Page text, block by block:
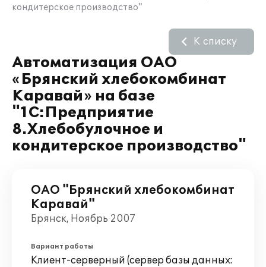
кондитерское производство"
Автоматизация ОАО
«Брянский хлебокомбинат
Каравай» на базе
"1С:Предприятие
8.Хлебобулочное и
кондитерское производство"
К списку
ОАО "Брянский хлебокомбинат
Каравай"
Брянск, Ноябрь 2007
Вариант работы
Клиент-серверный (сервер базы данных: